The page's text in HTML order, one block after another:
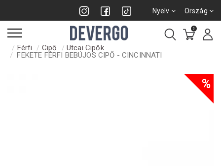
Nyelv Ország
0
Férfi Cipő
Utcai Cipők
FEKETE FÉRFI BEBÚJOS CIPŐ - CINCINNATI
%